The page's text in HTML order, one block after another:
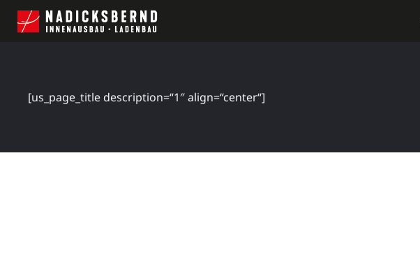
[us_page_title description=“1″ align=“center“]